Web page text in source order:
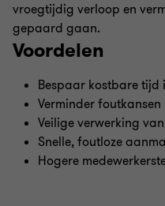
vroegtijdig verloop en
gepaard gaan.
Voordelen
Bespaar kostbare tijd
Verminder
Veilige verwerking
Snelle, foutloze
Hogere